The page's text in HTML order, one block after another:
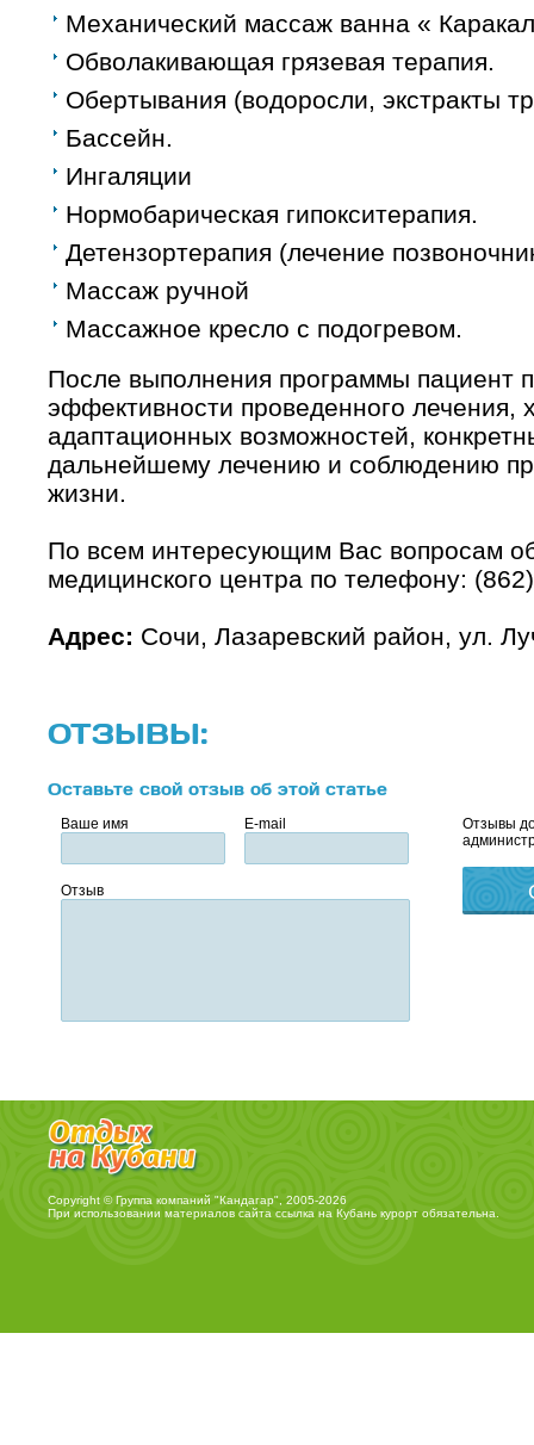
Механический массаж ванна «
Обволакивающая грязевая терапия.
Обертывания (водоросли, экстракты
Бассейн.
Ингаляции
Нормобарическая гипокситерапия.
Детензортерапия (лечение
Массаж ручной
Массажное кресло с подогревом.
После выполнения программы пациент
эффективности проведенного лечения,
адаптационных возможностей,
дальнейшему лечению и соблюдению
жизни.
По всем интересующим Вас вопросам
медицинского центра по телефону:
Адрес: Сочи, Лазаревский район, ул.
ОТЗЫВЫ:
Оставьте свой отзыв об этой статье
Ваше имя E-mail
Отзыв
Отзывы
Copyright © Группа компаний "Кандагар", 2005-2026
При использовании материалов сайта ссылка на Кубань курортобязательна.